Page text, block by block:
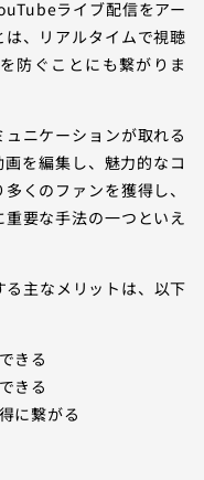
ライブ配信をアー
、リアルタイムで視聴
防ぐことにも繋がりま
ニケーションが取れる
を編集し、魅力的なコ
くのファンを獲得し、
要な手法の一つといえ
主なメリットは、以下
きる
きる
に繋がる